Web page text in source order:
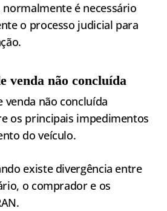
normalmente é necessário
o processo judicial para
venda não concluída
venda não concluída
os principais impedimentos
do veículo.
existe divergência entre
o comprador e os